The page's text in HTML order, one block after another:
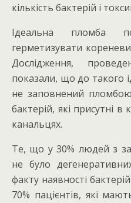
кількість бактерій і
Ідеальна пломба
герметизувати
Дослідження,
показали, що до такого
не заповнений
бактерій, які присутні
канальцях.
Те, що у 30% людей з
не було
факту наявності
70% пацієнтів, які